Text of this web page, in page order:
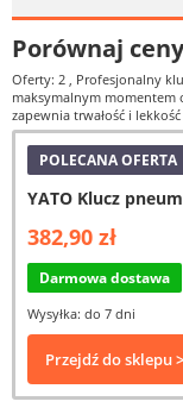
Porównaj ceny
Oferty: 2 , Profesjonalny
maksymalnym momentem
zapewnia trwałość i lekkość
POLECANA OFERTA
YATO Klucz
382,90 zł
Darmowa dostawa
Wysyłka: do 7 dni
Przejdź do sklepu >